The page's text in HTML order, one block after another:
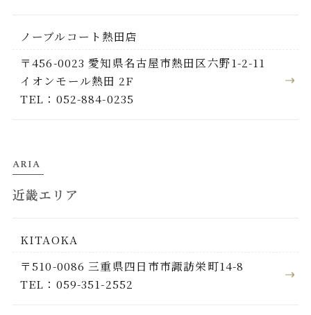
ノーブルコート熱田店
〒456-0023 愛知県名古屋市熱田区六野1-2-11
イオンモール熱田 2F
TEL：052-884-0235
ARIA
近畿エリア
KITAOKA
〒510-0086 三重県四日市市諏訪栄町14-8
TEL：059-351-2552